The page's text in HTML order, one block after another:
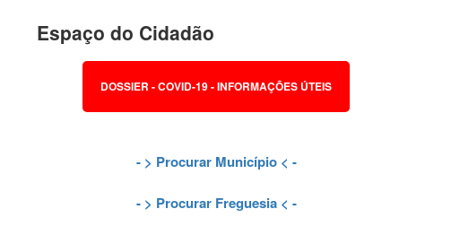
Espaço do Cidadão
DOSSIER - COVID-19 - INFORMAÇÕES ÚTEIS
- > Procurar Município< -
- > Procurar Freguesia< -